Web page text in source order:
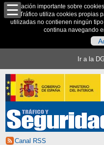
Información importante sobre
de Tráfico utiliza cookies propias
utilizadas no contienen ningún
continua navegando
Ir a la
Canal RSS